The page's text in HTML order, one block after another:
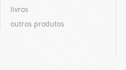
livros
outros produtos